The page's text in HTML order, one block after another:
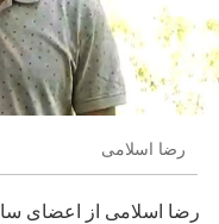
رضا اسلامی
رضا اسلامی از اعضای